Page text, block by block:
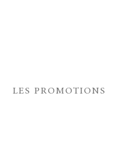
LES PROMOTIONS